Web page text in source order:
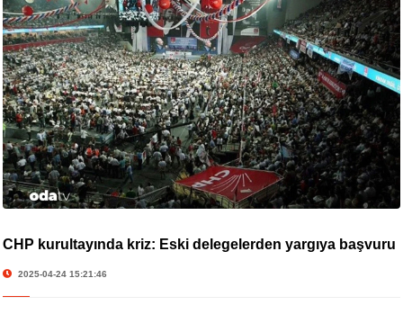
CHP kurultayında kriz: Eski delegelerden yargıya başvuru
2025-04-24 15:21:46